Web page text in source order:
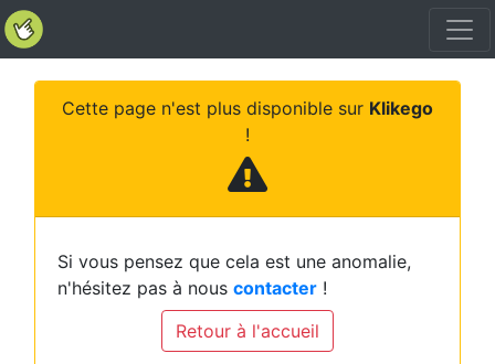
Cette page n'est plus disponible sur Klikego
!
Si vous pensez que cela est une anomalie,
n'hésitez pas à nous contacter !
Retour à l'accueil